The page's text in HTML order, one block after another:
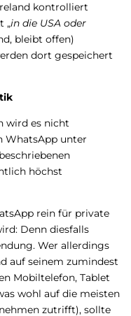
kontrolliert
„in die USA oder
bleibt offen)
dort gespeichert
wird es nicht
WhatsApp unter
höchst
rein für private
Denn diesfalls
Wer allerdings
auf seinem zumindest
Mobiltelefon, Tablet
wohl auf die meisten
zutrifft), sollte